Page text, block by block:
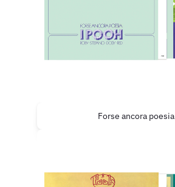
Forse ancora poesia